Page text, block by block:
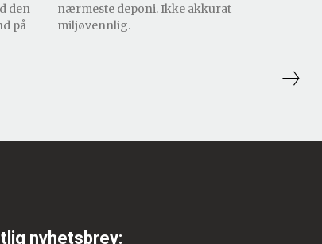
den
på
nærmeste deponi. Ikke akkurat
miljøvennlig.
nyhetsbrev: